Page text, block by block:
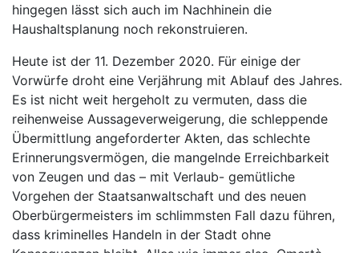
hingegen lässt sich auch im Nachhinein die
Haushaltsplanung noch rekonstruieren.
Heute ist der 11. Dezember 2020. Für einige der
Vorwürfe droht eine Verjährung mit Ablauf des Jahres.
Es ist nicht weit hergeholt zu vermuten, dass die
reihenweise Aussageverweigerung, die schleppende
Übermittlung angeforderter Akten, das schlechte
Erinnerungsvermögen, die mangelnde Erreichbarkeit
von Zeugen und das – mit Verlaub- gemütliche
Vorgehen der Staatsanwaltschaft und des neuen
Oberbürgermeisters im schlimmsten Fall dazu führen,
dass kriminelles Handeln in der Stadt ohne